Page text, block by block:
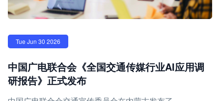
Tue Jun 30 2026
中国广电联合会《全国交通传媒行业AI应用调
研报告》正式发布